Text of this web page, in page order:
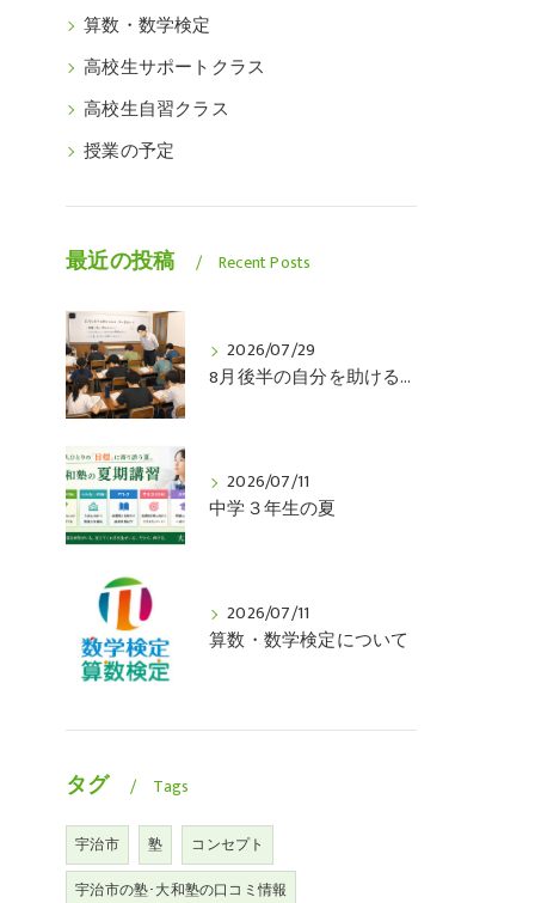
算数・数学検定
高校生サポートクラス
高校生自習クラス
授業の予定
最近の投稿 Recent Posts
2026/07/29
8月後半の自分を助けるのは、今の自分です
2026/07/11
中学３年生の夏
2026/07/11
算数・数学検定について
タグ Tags
宇治市 塾
コンセプト
宇治市の塾･大和塾の口コミ情報